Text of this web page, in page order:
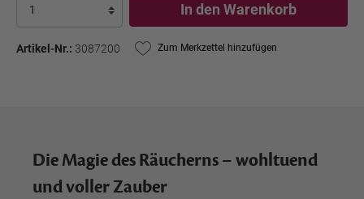
In den Warenkorb
Artikel-Nr.: 3087200 Zum Merkzettel hinzufügen
Die Magie des Räucherns – wohltuend
und voller Zauber